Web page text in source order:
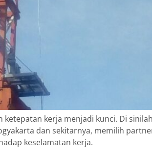
kerja menjadi kunci. Di
dan sekitarnya, memilih
keselamatan kerja.